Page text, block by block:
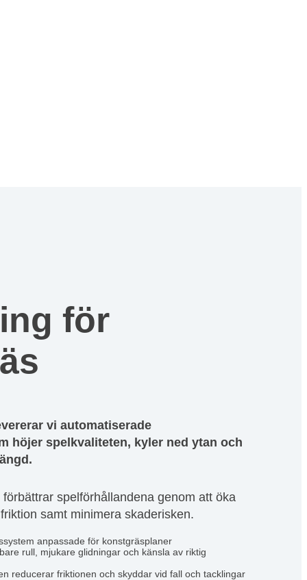
för
vi automatiserade
höjer spelkvaliteten, kyler ned ytan och
spelförhållandena genom att öka
samt minimera skaderisken.
anpassade för konstgräsplaner
rull, mjukare glidningar och känsla av riktig
reducerar friktionen och skyddar vid fall och tacklingar